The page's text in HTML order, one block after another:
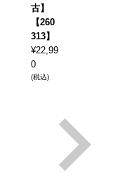
古】
【260
313】
¥22,99
0
(税込)